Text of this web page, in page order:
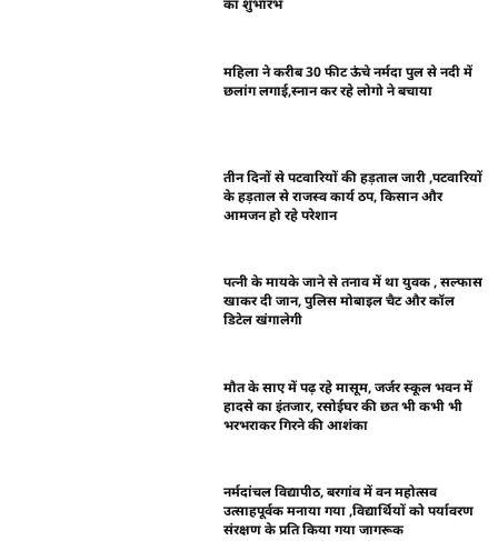
का शुभारंभ
महिला ने करीब 30 फीट ऊंचे नर्मदा पुल से नदी में
छलांग लगाई,स्नान कर रहे लोगो ने बचाया
तीन दिनों से पटवारियों की हड़ताल जारी ,पटवारियों
के हड़ताल से राजस्व कार्य ठप, किसान और
आमजन हो रहे परेशान
पत्नी के मायके जाने से तनाव में था युवक , सल्फास
खाकर दी जान, पुलिस मोबाइल चैट और कॉल
डिटेल खंगालेगी
मौत के साए में पढ़ रहे मासूम, जर्जर स्कूल भवन में
हादसे का इंतजार, रसोईघर की छत भी कभी भी
भरभराकर गिरने की आशंका
नर्मदांचल विद्यापीठ, बरगांव में वन महोत्सव
उत्साहपूर्वक मनाया गया ,विद्यार्थियों को पर्यावरण
संरक्षण के प्रति किया गया जागरूक